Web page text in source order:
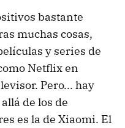
bastante
muchas cosas,
y series de
Netflix en
Pero... hay
de los de
es la de Xiaomi. El